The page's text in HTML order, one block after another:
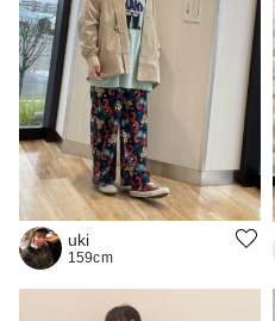
uki
159cm